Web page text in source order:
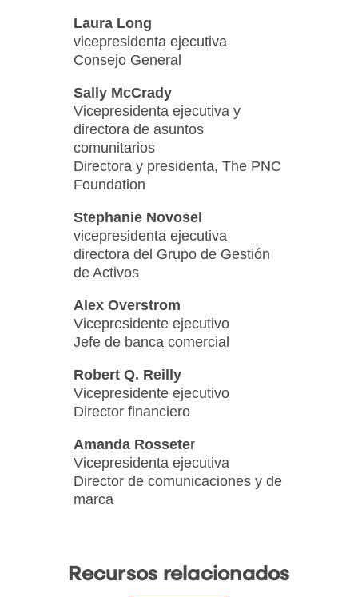
Laura Long
vicepresidenta ejecutiva
Consejo General
Sally McCrady
Vicepresidenta ejecutiva y
directora de asuntos
comunitarios
Directora y presidenta, The PNC
Foundation
Stephanie Novosel
vicepresidenta ejecutiva
directora del Grupo de Gestión
de Activos
Alex Overstrom
Vicepresidente ejecutivo
Jefe de banca comercial
Robert Q. Reilly
Vicepresidente ejecutivo
Director financiero
Amanda Rosseter
Vicepresidenta ejecutiva
Director de comunicaciones y de
marca
Recursos relacionados